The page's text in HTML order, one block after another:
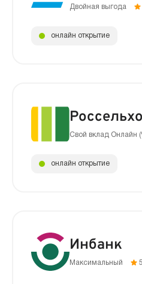
Двойная выгода
онлайн открытие
Свой вклад Онлайн
онлайн открытие
Инбанк
Максимальный